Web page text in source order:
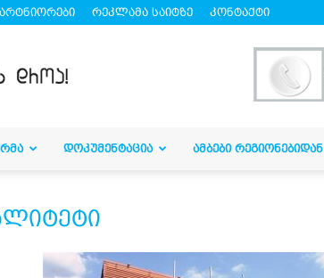
რეკლამა საიტზე კონტაქტი
ᲓᲝᲙᲣᲛᲔᲜᲢᲐᲪᲘᲐ ᲐᲛᲑᲔᲑᲘ ᲠᲔᲒᲘᲝᲜᲔᲑᲘᲓᲐᲜ